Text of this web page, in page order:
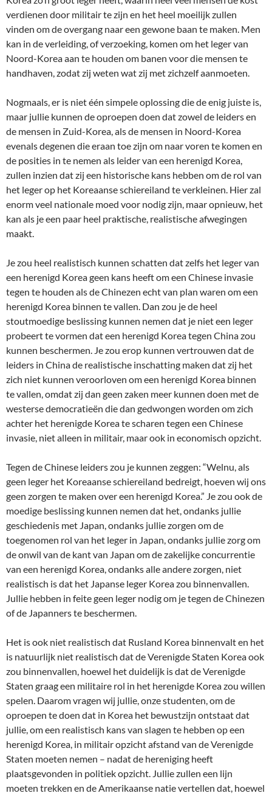
verdienen door militair te zijn en het heel moeilijk zullen
vinden om de overgang naar een gewone baan te maken. Men
kan in de verleiding, of verzoeking, komen om het leger van
Noord-Korea aan te houden om banen voor die mensen te
handhaven, zodat zij weten wat zij met zichzelf aanmoeten.
Nogmaals, er is niet één simpele oplossing die de enig juiste is,
maar jullie kunnen de oproepen doen dat zowel de leiders en
de mensen in Zuid-Korea, als de mensen in Noord-Korea
evenals degenen die eraan toe zijn om naar voren te komen en
de posities in te nemen als leider van een herenigd Korea,
zullen inzien dat zij een historische kans hebben om de rol van
het leger op het Koreaanse schiereiland te verkleinen. Hier zal
enorm veel nationale moed voor nodig zijn, maar opnieuw, het
kan als je een paar heel praktische, realistische afwegingen
maakt.
Je zou heel realistisch kunnen schatten dat zelfs het leger van
een herenigd Korea geen kans heeft om een Chinese invasie
tegen te houden als de Chinezen echt van plan waren om een
herenigd Korea binnen te vallen. Dan zou je de heel
stoutmoedige beslissing kunnen nemen dat je niet een leger
probeert te vormen dat een herenigd Korea tegen China zou
kunnen beschermen. Je zou erop kunnen vertrouwen dat de
leiders in China de realistische inschatting maken dat zij het
zich niet kunnen veroorloven om een herenigd Korea binnen
te vallen, omdat zij dan geen zaken meer kunnen doen met de
westerse democratieën die dan gedwongen worden om zich
achter het herenigde Korea te scharen tegen een Chinese
invasie, niet alleen in militair, maar ook in economisch opzicht.
Tegen de Chinese leiders zou je kunnen zeggen: “Welnu, als
geen leger het Koreaanse schiereiland bedreigt, hoeven wij ons
geen zorgen te maken over een herenigd Korea.” Je zou ook de
moedige beslissing kunnen nemen dat het, ondanks jullie
geschiedenis met Japan, ondanks jullie zorgen om de
toegenomen rol van het leger in Japan, ondanks jullie zorg om
de onwil van de kant van Japan om de zakelijke concurrentie
van een herenigd Korea, ondanks alle andere zorgen, niet
realistisch is dat het Japanse leger Korea zou binnenvallen.
Jullie hebben in feite geen leger nodig om je tegen de Chinezen
of de Japanners te beschermen.
Het is ook niet realistisch dat Rusland Korea binnenvalt en het
is natuurlijk niet realistisch dat de Verenigde Staten Korea ook
zou binnenvallen, hoewel het duidelijk is dat de Verenigde
Staten graag een militaire rol in het herenigde Korea zou willen
spelen. Daarom vragen wij jullie, onze studenten, om de
oproepen te doen dat in Korea het bewustzijn ontstaat dat
jullie, om een realistisch kans van slagen te hebben op een
herenigd Korea, in militair opzicht afstand van de Verenigde
Staten moeten nemen – nadat de hereniging heeft
plaatsgevonden in politiek opzicht. Jullie zullen een lijn
moeten trekken en de Amerikaanse natie vertellen dat, hoewel